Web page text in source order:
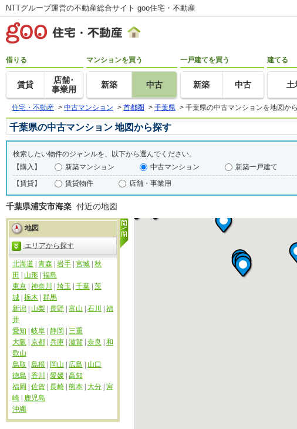
NTTグループ運営の不動産総合サイト goo住宅・不動産
借りる
賃貸
店舗･
事業用
マンションを買う
新築 中古
一戸建てを買う
新築 中古
建てる
土
住宅・不動産 > 中古マンション > 首都圏 > 千葉県 > 千葉県の中古マンションを地図か
千葉県の中古マンション 地図から探す
検索したい物件のジャンルを、以下から選んでください。
【購入】
新築マンション 中古マンション 新築一戸建て
【賃貸】
賃貸物件 店舗・事業用
千葉県浦安市海楽 付近の地図
地図
エリアから探す
北海道 青森 岩手 宮城 秋
田
山形 福島
東京 神奈川 埼玉 千葉 茨
城 栃木 群馬
新潟
山梨 長野 富山 石川
福
井
愛知
岐阜 静岡
三重
大阪
京都 兵庫 滋賀 奈良
和
歌山
鳥取
島根 岡山 広島
山口
徳島
香川 愛媛 高知
福岡
佐賀 長崎 熊本 大分 宮
崎
鹿児島
沖縄